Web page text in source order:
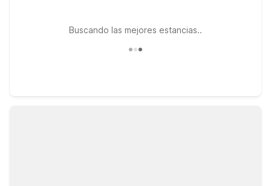
Buscando las mejores estancias..